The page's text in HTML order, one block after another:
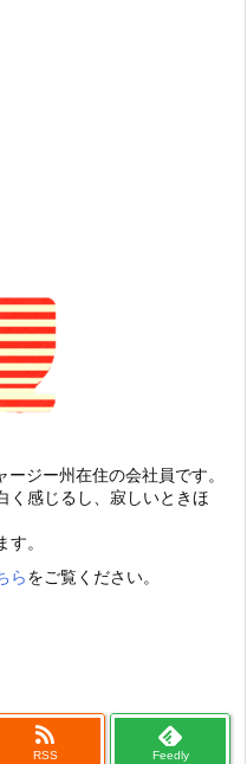
ジー州在住の会社員です。
く感じるし、寂しいときほ
。
らをご覧ください。
RSS Feedly